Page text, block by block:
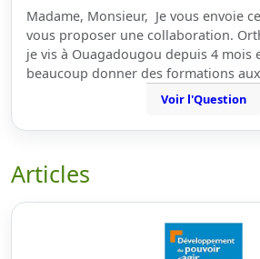
Madame, Monsieur, Je vous envoie
vous proposer une collaboration.
je vis à Ouagadougou depuis 4 mois
beaucoup donner des formations
Voir l'Question
Articles